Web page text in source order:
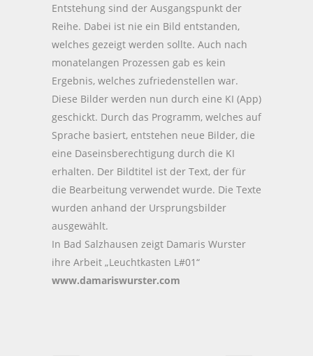
Entstehung sind der Ausgangspunkt der
Reihe. Dabei ist nie ein Bild entstanden,
welches gezeigt werden sollte. Auch nach
monatelangen Prozessen gab es kein
Ergebnis, welches zufriedenstellen war.
Diese Bilder werden nun durch eine KI (App)
geschickt. Durch das Programm, welches auf
Sprache basiert, entstehen neue Bilder, die
eine Daseinsberechtigung durch die KI
erhalten. Der Bildtitel ist der Text, der für
die Bearbeitung verwendet wurde. Die Texte
wurden anhand der Ursprungsbilder
ausgewählt.
In Bad Salzhausen zeigt Damaris Wurster
ihre Arbeit „Leuchtkasten L#01“
www.damariswurster.com